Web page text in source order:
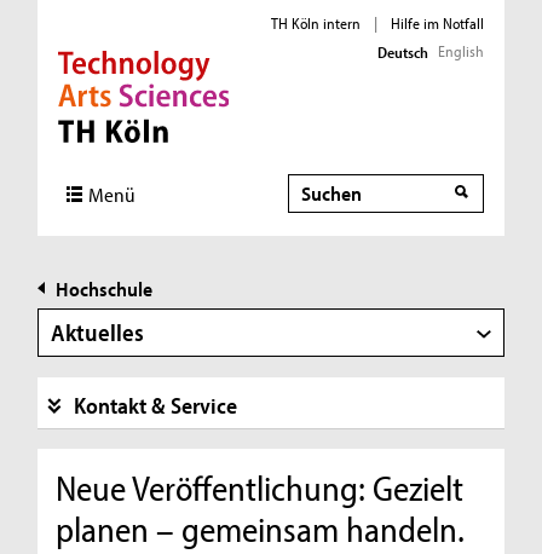
Direkt zur Hauptnavigation
Direkt zur Subnavigation
Direkt zum Inhalt
Direkt zum Fußbereich
TH Köln intern |
Hilfe im Notfall
Deutsch English
Menü Suche
Hochschule
Aktuelles
Kontakt & Service
Neue Veröffentlichung: Gezielt
planen – gemeinsam handeln.